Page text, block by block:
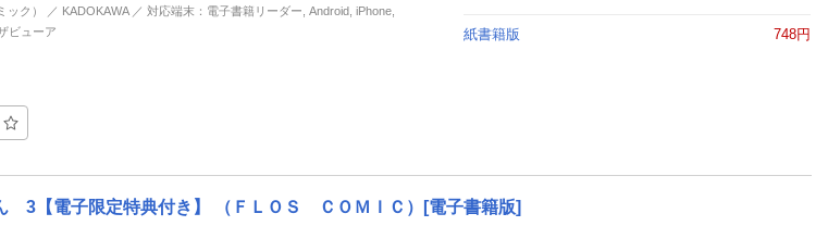
ク） ／ KADOKAWA ／ 対応端末：電子書籍リーダー, Android, iPhone,
ビューア
紙書籍版 748円
3【電子限定特典付き】 （ＦＬＯＳ ＣＯＭＩＣ）[電子書籍版]